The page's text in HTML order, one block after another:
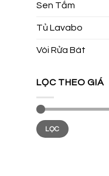
Sen Tắm
Tủ Lavabo
Vòi Rửa Bát
LỌC THEO GIÁ
Giá
tối
thiểu
Giá
tối
đa
LỌC